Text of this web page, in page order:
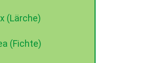
(Lärche)
(Fichte)